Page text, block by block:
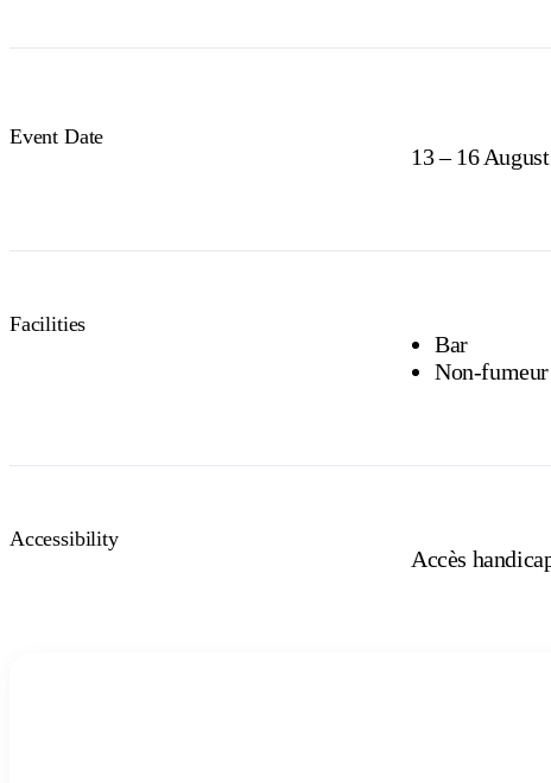
Event Date
13 – 16
Facilities
Bar
Non-fumeur
Accessibility
Accès